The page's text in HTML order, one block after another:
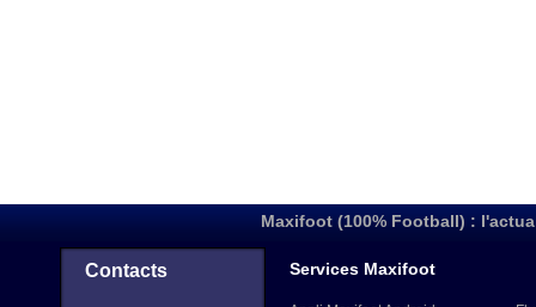
Maxifoot (100% Football) :
Contacts Services Maxifoot